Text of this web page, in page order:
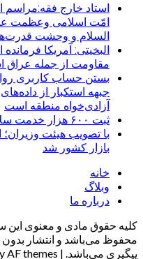
استاد خارج
امّت اسلامی وعظمت
السلام و وحشت
البخیتی: آمریکا
مقاومت از جمله عراق
بستن حساب کاربری
جبهه استکبار از
آزادی‌خواه منطقه است
ثبت ۶۰۰ هزار خدمت سلامت به زائران اربعین
با تصویب هیئت وزیران؛
بازار کشور شد
خانه
وبلاگ
درباره ما
کلیه حقوق مادی و معنوی این
محفوظ می‌باشد و انتشار بدون
پیگیری می‌باشد. |
AF themes.